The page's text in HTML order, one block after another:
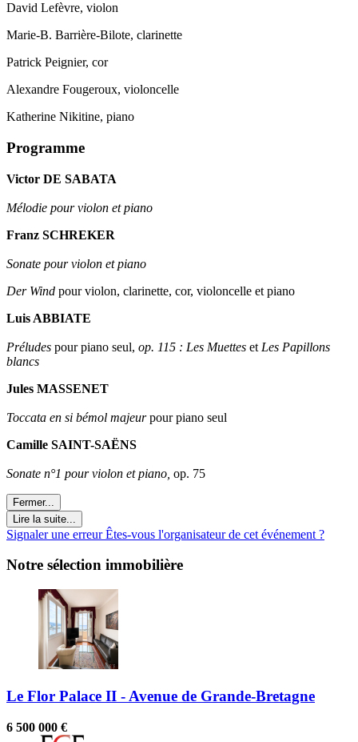
David Lefèvre, violon
Marie-B. Barrière-Bilote, clarinette
Patrick Peignier, cor
Alexandre Fougeroux, violoncelle
Katherine Nikitine, piano
Programme
Victor DE SABATA
Mélodie pour violon et piano
Franz SCHREKER
Sonate pour violon et piano
Der Wind pour violon, clarinette, cor, violoncelle et piano
Luis ABBIATE
Préludes pour piano seul, op. 115 : Les Muettes et Les Papillons
blancs
Jules MASSENET
Toccata en si bémol majeurpour piano seul
Camille SAINT-SAËNS
Sonate n°1 pour violon et piano, op. 75
Fermer...
Lire la suite...
Signaler une erreurÊtes-vous l'organisateur de cet événement ?
Notre sélection immobilière
Le Flor Palace II - Avenue de Grande-Bretagne
6 500 000 €